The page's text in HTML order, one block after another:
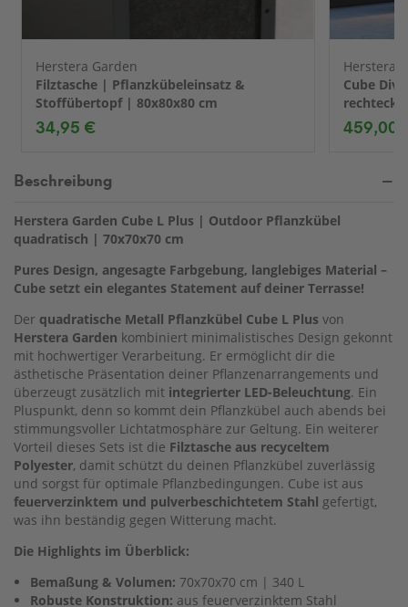
Herstera Garden
Filztasche | Pflanzkübeleinsatz &
Stoffübertopf | 80x80x80 cm
34,95 €
Herstera
Cube
459,00
Beschreibung
Herstera Garden Cube L Plus | Outdoor Pflanzkübel
quadratisch | 70x70x70 cm
Pures Design, angesagte Farbgebung, langlebiges Material –
Cube setzt ein elegantes Statement auf deiner Terrasse!
Der quadratische Metall Pflanzkübel Cube L Plus von
Herstera Garden kombiniert minimalistisches Design gekonnt
mit hochwertiger Verarbeitung. Er ermöglicht dir die
ästhetische Präsentation deiner Pflanzenarrangements und
überzeugt zusätzlich mit integrierter LED-Beleuchtung. Ein
Pluspunkt, denn so kommt dein Pflanzkübel auch abends bei
stimmungsvoller Lichtatmosphäre zur Geltung. Ein weiterer
Vorteil dieses Sets ist die Filztasche aus recyceltem
Polyester, damit schützt du deinen Pflanzkübel zuverlässig
und sorgst für optimale Pflanzbedingungen. Cube ist aus
feuerverzinktem und pulverbeschichtetem Stahl gefertigt,
was ihn beständig gegen Witterung macht.
Die Highlights im Überblick:
Bemaßung & Volumen: 70x70x70 cm | 340 L
Robuste Konstruktion: aus feuerverzinktem Stahl